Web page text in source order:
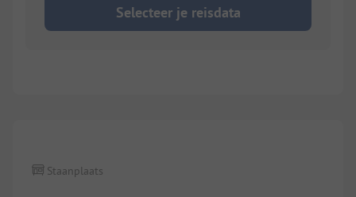
Selecteer je reisdata
Staanplaats